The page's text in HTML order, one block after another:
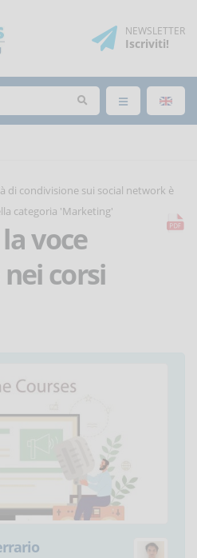
NEWSLETTER
Iscriviti!
di condivisione sui social network è
categoria 'Marketing'
voce
corsi